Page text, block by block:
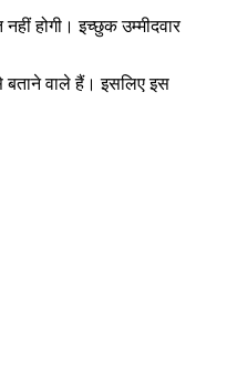
होगी। इच्छुक उम्मीदवार
बताने वाले हैं। इसलिए इस